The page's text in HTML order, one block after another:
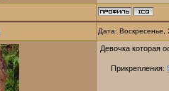
Дата:
Девочка которая
Прикрепления: